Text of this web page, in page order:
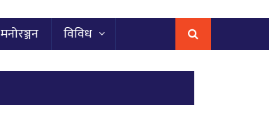
मनोरञ्जन विविध